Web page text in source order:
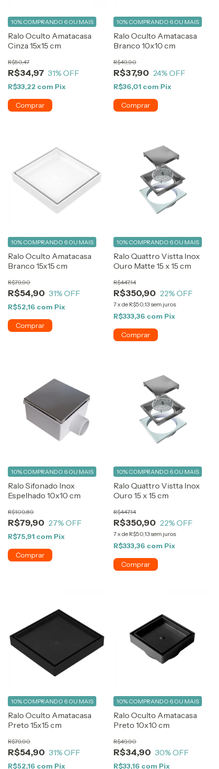
Ralo Oculto Amatacasa
Cinza 15x15 cm
R$34,97
R$50,47
31% OFF
10% COMPRANDO 6 OU MAIS
R$33,22 com Pix
Ralo Oculto Amatacasa
Branco 10x10 cm
R$37,90
R$49,90
24% OFF
10% COMPRANDO 6 OU MAIS
R$36,01 com Pix
Ralo Oculto Amatacasa
Branco 15x15 cm
R$54,90
R$79,90
31% OFF
10% COMPRANDO 6 OU MAIS
R$52,16 com Pix
Ralo Quattro Vistta Inox
Ouro Matte 15 x 15 cm
R$350,90
R$447,14
22% OFF
7 x de R$50,13 sem juros
10% COMPRANDO 6 OU MAIS
R$333,36 com Pix
Ralo Sifonado Inox
Espelhado 10x10 cm
R$79,90
R$109,89
27% OFF
10% COMPRANDO 6 OU MAIS
R$75,91 com Pix
Comprar
Ralo Quattro Vistta Inox
Ouro 15 x 15 cm
R$350,90
R$447,14
22% OFF
7 x de R$50,13 sem juros
10% COMPRANDO 6 OU MAIS
R$333,36 com Pix
Ralo Oculto Amatacasa
Preto 15x15 cm
R$54,90
R$79,90
31% OFF
10% COMPRANDO 6 OU MAIS
R$52,16 com Pix
Ralo Oculto Amatacasa
Preto 10x10 cm
R$34,90
R$49,90
30% OFF
10% COMPRANDO 6 OU MAIS
R$33,16 com Pix